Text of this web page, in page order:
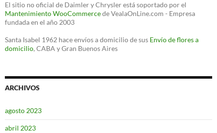
El sitio no oficial de Daimler y Chrysler está soportado por el
Mantenimiento WooCommercede VealaOnLine.com - Empresa
fundada en el año 2003
Santa Isabel 1962 hace envíos a domicilio de sus Envío de flores a
domicilio, CABA y Gran Buenos Aires
ARCHIVOS
agosto 2023
abril 2023